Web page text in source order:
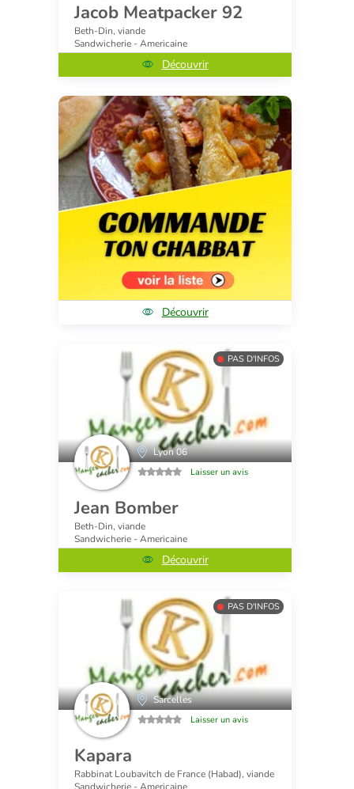
Jacob Meatpacker 92
Beth-Din, viande
Sandwicherie - Americaine
Découvrir
Découvrir
PAS D'INFOS
Lyon 06
Laisser un avis
Jean Bomber
Beth-Din, viande
Sandwicherie - Americaine
Découvrir
PAS D'INFOS
Sarcelles
Laisser un avis
Kapara
Rabbinat Loubavitch de France (Habad), viande